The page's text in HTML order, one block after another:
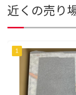
近くの売り